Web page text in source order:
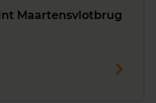
Maartensvlotbrug